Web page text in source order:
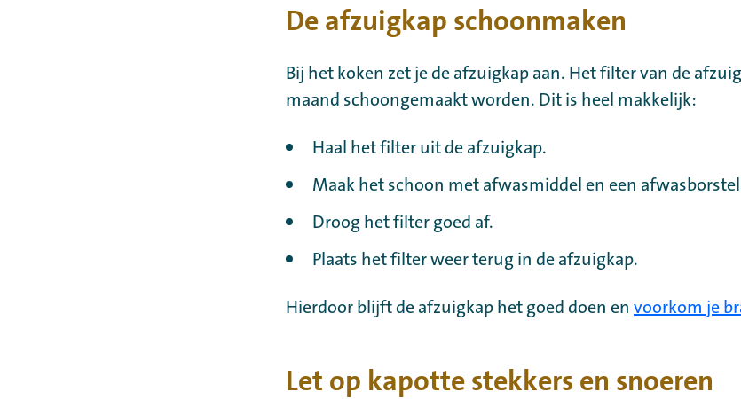
De afzuigkap schoonmaken
Bij het koken zet je de afzuigkap aan. Het filter van de
maand schoongemaakt worden. Dit is heel makkelijk:
Haal het filter uit de afzuigkap.
Maak het schoon met afwasmiddel en een
Droog het filter goed af.
Plaats het filter weer terug in de afzuigkap.
Hierdoor blijft de afzuigkap het goed doen en voorkom je
Let op kapotte stekkers en snoeren